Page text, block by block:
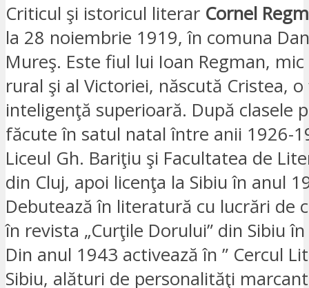
Criticul şi istoricul literar Cornel
la 28 noiembrie 1919, în comuna
Mureş. Este fiul lui Ioan Regman,
rural şi al Victoriei, născută Cristea,
inteligenţă superioară. După clasele
făcute în satul natal între anii 1926-
Liceul Gh. Bariţiu şi Facultatea de
din Cluj, apoi licenţa la Sibiu în anul
Debutează în literatură cu lucrări de
în revista „Curţile Dorului” din Sibiu
Din anul 1943 activează în ” Cercul
Sibiu, alături de personalităţi